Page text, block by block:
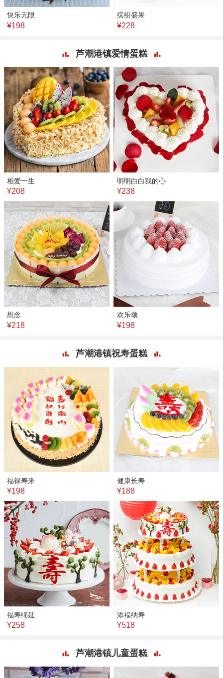
快乐无限
¥198
缤纷盛果
¥228
芦潮港镇爱情蛋糕
相爱一生
¥208
明明白白我的心
¥238
想念
¥218
欢乐颂
¥198
芦潮港镇祝寿蛋糕
福禄寿来
¥198
健康长寿
¥188
福寿绵延
¥258
添褔纳寿
¥518
芦潮港镇儿童蛋糕